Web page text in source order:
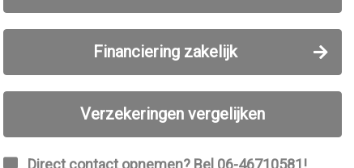
Financiering zakelijk
Verzekeringen vergelijken
Direct contact opnemen? Bel 06-46710581!